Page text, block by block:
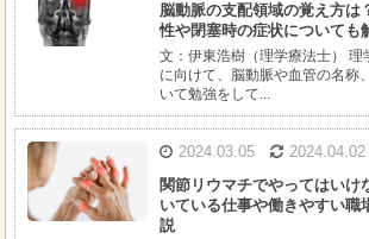
脳動脈の支配領域の覚え方は
性や閉塞時の症状についても
文：伊東浩樹（理学療法士） 理
に向けて、脳動脈や血管の名称
いて勉強をして...
2024.03.05 2024.04.02
関節リウマチでやってはいけ
いている仕事や働きやすい職
説